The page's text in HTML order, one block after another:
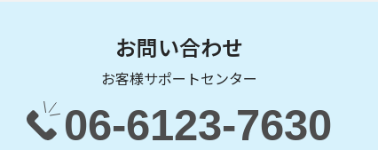
お問い合わせ
お客様サポートセンター
06-6123-7630